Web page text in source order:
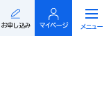
閉じる
メニュー
お申し込み マイページ